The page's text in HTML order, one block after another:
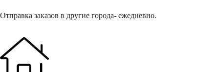
Отправка заказов в другие города- ежедневно.